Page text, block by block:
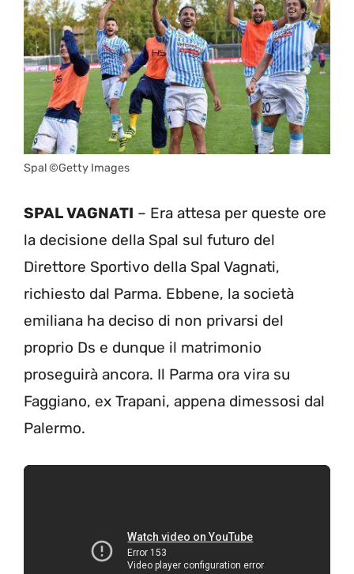
Spal ©Getty Images
SPAL VAGNATI – Era attesa per queste ore
la decisione della Spal sul futuro del
Direttore Sportivo della Spal Vagnati,
richiesto dal Parma. Ebbene, la società
emiliana ha deciso di non privarsi del
proprio Ds e dunque il matrimonio
proseguirà ancora. Il Parma ora vira su
Faggiano, ex Trapani, appena dimessosi dal
Palermo.